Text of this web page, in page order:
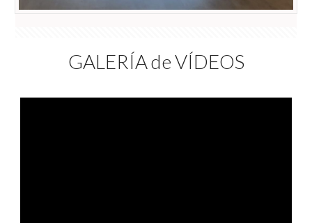
GALERÍA de VÍDEOS